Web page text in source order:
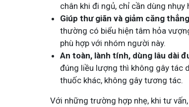
chân khi đi ngủ, chỉ cần dùng
Giúp thư giãn và giảm căng
thường có biểu hiện tâm hỏa
phù hợp với nhóm người này.
An toàn, lành tính, dùng lâu dài
đúng liều lượng thì không gây tác
thuốc khác, không gây tương tác.
Với những trường hợp nhẹ, khi tư